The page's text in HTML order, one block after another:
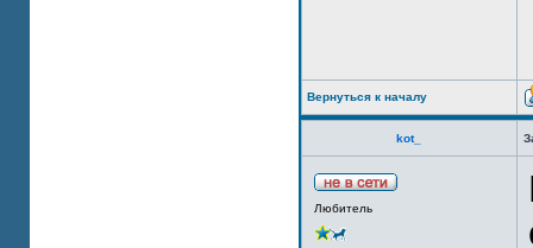
Вернуться к началу
kot_
Любитель